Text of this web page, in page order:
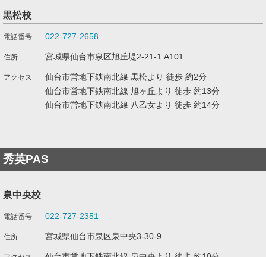
黒松校
022-727-2658
宮城県仙台市泉区旭丘堤2-21-1 A101
仙台市営地下鉄南北線 黒松より 徒歩 約2分
仙台市営地下鉄南北線 旭ヶ丘より 徒歩 約13分
仙台市営地下鉄南北線 八乙女より 徒歩 約14分
秀英PAS
泉中央校
022-727-2351
宮城県仙台市泉区泉中央3-30-9